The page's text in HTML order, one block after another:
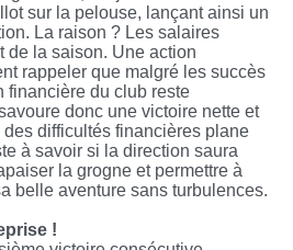
sur la pelouse, lançant ainsi un
La raison ? Les salaires
de la saison. Une action
rappeler que malgré les succès
financière du club reste
donc une victoire nette et
des difficultés financières plane
à savoir si la direction saura
la grogne et permettre à
belle aventure sans turbulences.
!